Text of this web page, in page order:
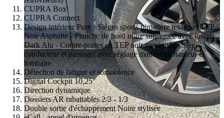
CUPRA Box
CUPRA Connect
Design intérieur Pure - Sièges sports bimatière textile et TEP
Noir Asphalte - Planche de bord noire surpiquée avec inserts
Dark Alu - Contre-portes en TEP noir surpiqués - Sièges
conducteur et passager avec réglage manuel en hauteur et
lombaire
Détection de fatigue et somnolence
Digital Cockpit 10,25"
Direction dynamique
Dossiers AR rabattables 2/3 - 1/3
Double sortie d'échappement Noire stylisée